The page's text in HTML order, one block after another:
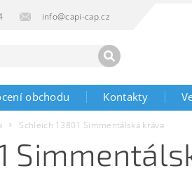
info@capi-cap.cz
obchodu Kontakty
Schleich 13801 Simmentálská kráva